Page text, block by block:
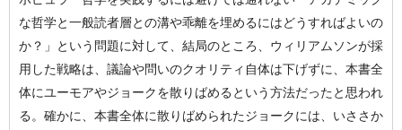
な哲学と一般読者層との溝や乖離を埋めるにはどうすればよいの
か？」という問題に対して、結局のところ、ウィリアムソンが採
用した戦略は、議論や問いのクオリティ自体は下げずに、本書全
体にユーモアやジョークを散りばめるという方法だったと思われ
る。確かに、本書全体に散りばめられたジョークには、いささか